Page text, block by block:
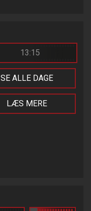
13:15
SE ALLE DAGE
LÆS MERE